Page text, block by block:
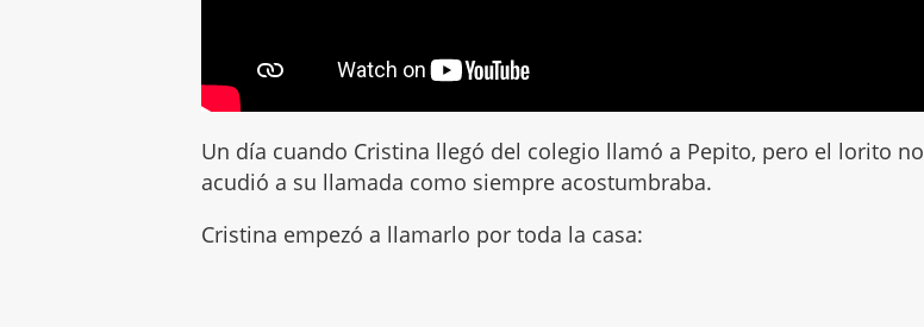
Un día cuando Cristina llegó del colegio llamó a Pepito, pero el lorito no
acudió a su llamada como siempre acostumbraba.
Cristina empezó a llamarlo por toda la casa: